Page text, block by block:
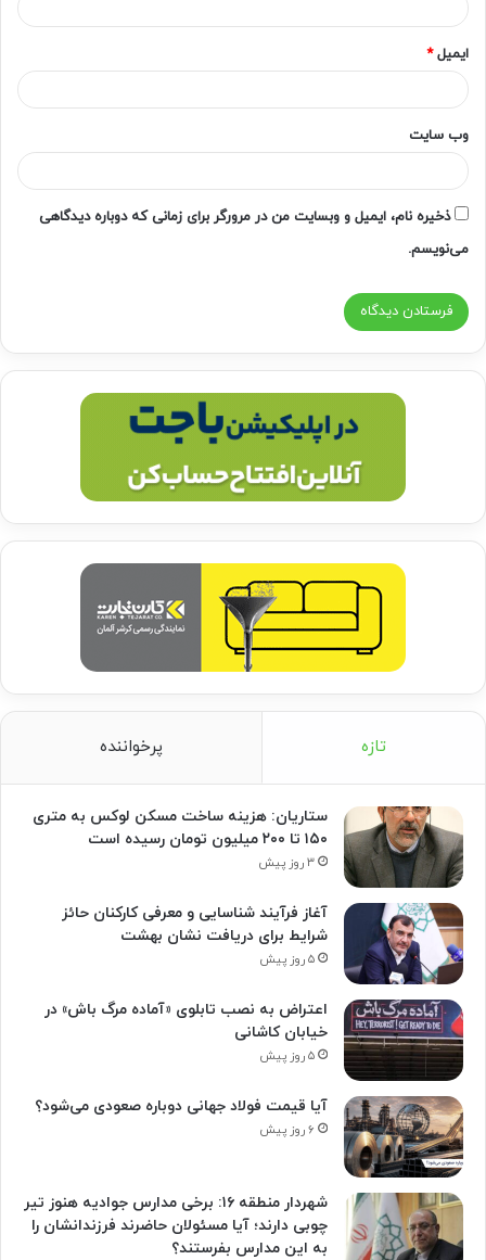
ایمیل*
وب‌ سایت
ذخیره نام، ایمیل و وبسایت من در مرورگر برای زمانی که دوباره دیدگاهی
می‌نویسم.
تازه پرخواننده
ستاریان: هزینه ساخت مسکن لوکس به متری
۱۵۰ تا ۲۰۰ میلیون تومان رسیده است
۳ روز پیش
آغاز فرآیند شناسایی و معرفی کارکنان حائز
شرایط برای دریافت نشان بهشت
۵ روز پیش
اعتراض به نصب تابلوی «آماده مرگ باش» در
خیابان کاشانی
۵ روز پیش
آیا قیمت فولاد جهانی دوباره صعودی می‌شود؟
۶ روز پیش
شهردار منطقه ۱۶: برخی مدارس جوادیه هنوز تیر
چوبی دارند؛ آیا مسئولان حاضرند فرزندانشان را
به این مدارس بفرستند؟